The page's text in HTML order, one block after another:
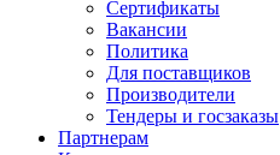
Сертификаты
Вакансии
Политика
Для поставщиков
Производители
Тендеры и госзаказы
Партнерам